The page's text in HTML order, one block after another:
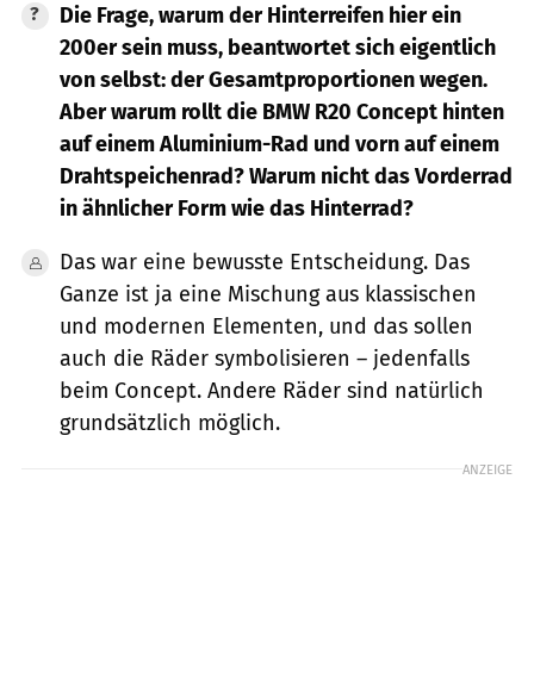
Die Frage, warum der Hinterreifen hier ein
200er sein muss, beantwortet sich eigentlich
von selbst: der Gesamtproportionen wegen.
Aber warum rollt die BMW R20 Concepthinten
auf einem Aluminium-Rad und vorn auf einem
Drahtspeichenrad? Warum nicht das Vorderrad
in ähnlicher Form wie das Hinterrad?
Das war eine bewusste Entscheidung. Das
Ganze ist ja eine Mischung aus klassischen
und modernen Elementen, und das sollen
auch die Räder symbolisieren – jedenfalls
beim Concept. Andere Räder sind natürlich
grundsätzlich möglich.
ANZEIGE